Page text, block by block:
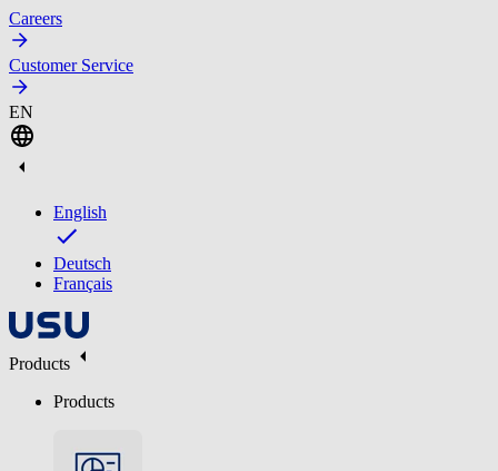
Careers
Customer Service
EN
English
Deutsch
Français
Products
Products